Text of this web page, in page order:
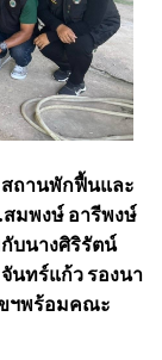
สถานพักฟื้นและ
มพงษ์ อารีพงษ์
บนางศิริรัตน์
นทร์แก้ว รองนา
ฯพร้อมคณะ